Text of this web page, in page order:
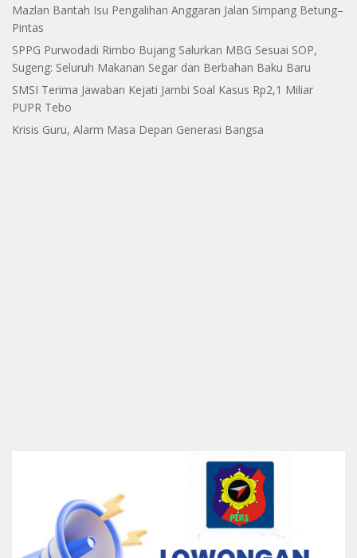
Mazlan Bantah Isu Pengalihan Anggaran Jalan Simpang Betung–
Pintas
SPPG Purwodadi Rimbo Bujang Salurkan MBG Sesuai SOP,
Sugeng: Seluruh Makanan Segar dan Berbahan Baku Baru
SMSI Terima Jawaban Kejati Jambi Soal Kasus Rp2,1 Miliar
PUPR Tebo
Krisis Guru, Alarm Masa Depan Generasi Bangsa